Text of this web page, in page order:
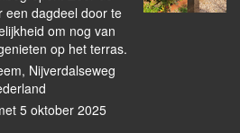
een dagdeel door te
om nog van
op het terras.
Nijverdalseweg
5 oktober 2025